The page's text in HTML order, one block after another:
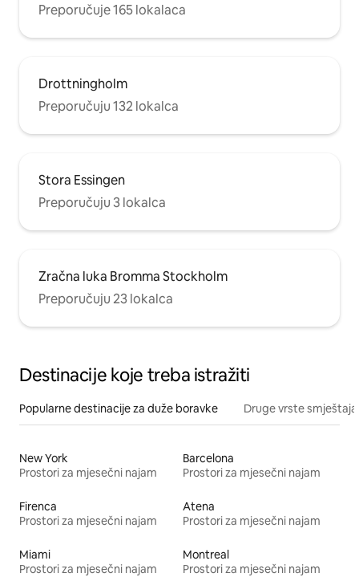
Preporučuje 165 lokalaca
Drottningholm
Preporučuju 132 lokalca
Stora Essingen
Preporučuju 3 lokalca
Zračna luka Bromma Stockholm
Preporučuju 23 lokalca
Destinacije koje treba istražiti
Popularne destinacije za duže boravke Druge vrste smještaja
New York
Prostori za mjesečni najam
Barcelona
Prostori za mjesečni najam
Firenca
Prostori za mjesečni najam
Atena
Prostori za mjesečni najam
Miami
Prostori za mjesečni najam
Montreal
Prostori za mjesečni najam